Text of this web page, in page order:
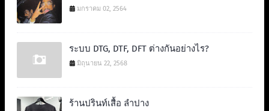
มกราคม 02, 2564
ระบบ DTG, DTF, DFT ต่างกันอย่างไร?
มิถุนายน 22, 2568
ร้านปรินท์เสื้อ ลำปาง